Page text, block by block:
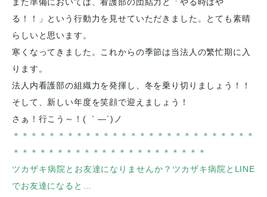
る！！」という行動力を見せていただきました。とても素晴
らしいと思います。
寒くなってきました。これからの季節は当法人の繁忙期に入
ります。
法人内看護部の組織力を発揮し、冬を乗り切りましょう！！
そして、新しい年度を笑顔で迎えましょう！
さぁ！行こう～！ ( ｀―´) ノ
＊＊＊＊＊＊＊＊＊＊＊＊＊＊＊＊＊＊＊＊＊＊＊＊＊＊＊
＊＊＊＊＊＊＊＊＊＊＊＊＊＊＊＊＊＊＊＊＊＊
ツカザキ病院とお友達になりませんか？ツカザキ病院とLINE
でお友達になると…